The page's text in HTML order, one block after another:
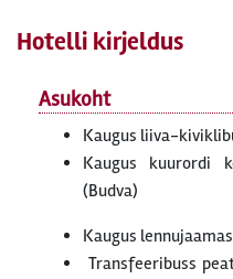
Hotelli kirjeldus
Asukoht
Kaugus liiva-
Kaugus kuurordi
(Budva)
Kaugus
Transfeeribuss